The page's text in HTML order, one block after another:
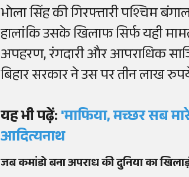
भोला सिंह की गिरफ्तारी पश्चिम
हालांकि उसके खिलाफ सिर्फ यही
अपहरण, रंगदारी और आपराधिक
बिहार सरकार ने उस पर तीन लाख
यह भी पढ़ें:'माफिया, मच्छर सब
आदित्यनाथ
जब कमांडो बना अपराध की दुनिया का